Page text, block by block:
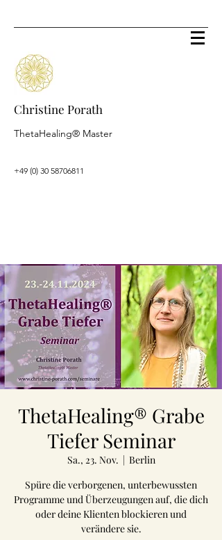
Christine Porath
ThetaHealing® Master
+49 (0) 30 58706811
ThetaHealing® Grabe
Tiefer Seminar
Sa., 23. Nov.
  |
Berlin
Spüre die verborgenen, unterbewussten
Programme und Überzeugungen auf, die dich
oder deine Klienten blockieren und
verändere sie.